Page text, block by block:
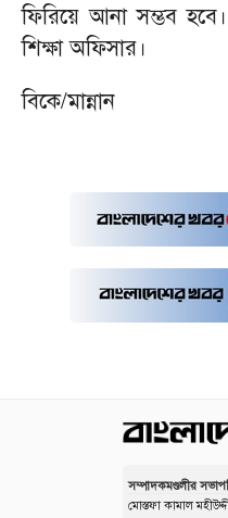
ফিরিয়ে আনা সম্ভব
শিক্ষা অফিসার।
বিকে/মান্নান
সম্পাদকমণ্ডলীর
মোস্তফা কামাল